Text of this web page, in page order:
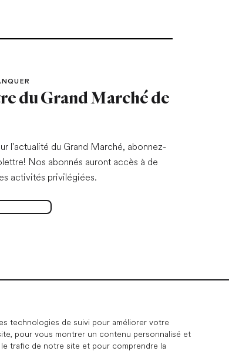
technologies de suivi pour améliorer votre
pour vous montrer un contenu personnalisé et
trafic de notre site et pour comprendre la
du Grand Marché de
l'actualité du Grand Marché, abonnez-
Nos abonnés auront accès à de
activités privilégiées.
dans un nouvel onglet